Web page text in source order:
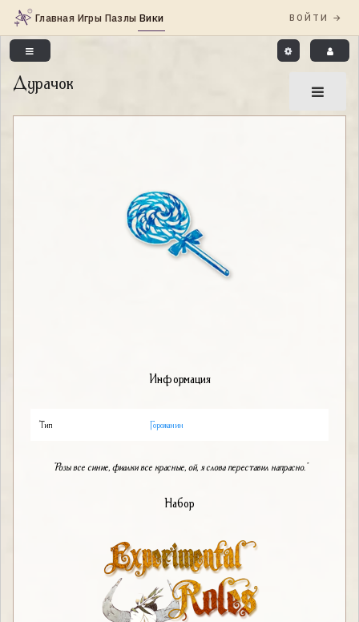
Дурачок
Информация
Тип Горожанин
"Розы все синие, фиалки все красные, ой, я слова переставил напрасно."
Набор